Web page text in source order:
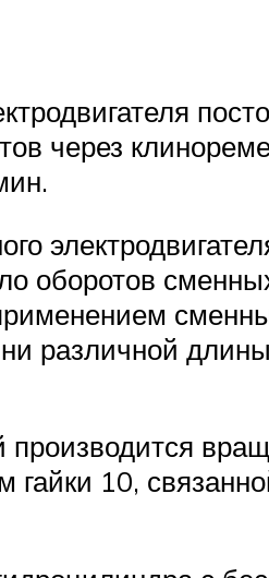
через
оборотов
различной
10,